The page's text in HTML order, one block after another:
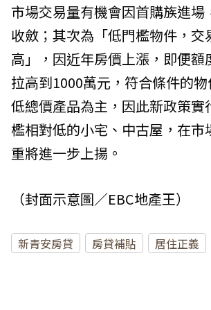
市場交易量有機會因首購族進場
收斂；其次為「低門檻物件，交
高」，因近年房價上漲，即便額
拉高到1000萬元，符合條件的
低總價產品為主，因此新政策實
檻相對低的小宅、中古屋，在市
重將進一步上揚。
（封面示意圖／EBC地產王）
新青安房貸 房貸補貼 居住正義